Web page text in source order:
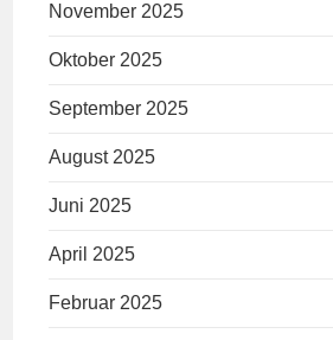
November 2025
Oktober 2025
September 2025
August 2025
Juni 2025
April 2025
Februar 2025